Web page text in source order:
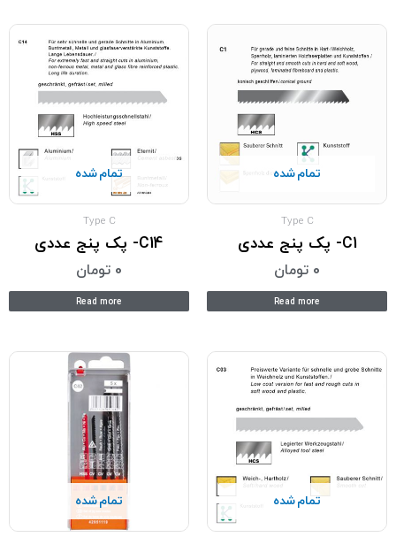
تمام شده
Type C
C1- پک پنج عددی
0 تومان
Read more
تمام شده
Type C
C14- پک پنج عددی
0 تومان
Read more
تمام شده تمام شده